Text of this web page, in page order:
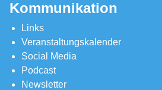
Kommunikation
Links
Veranstaltungskalender
Social Media
Podcast
Newsletter